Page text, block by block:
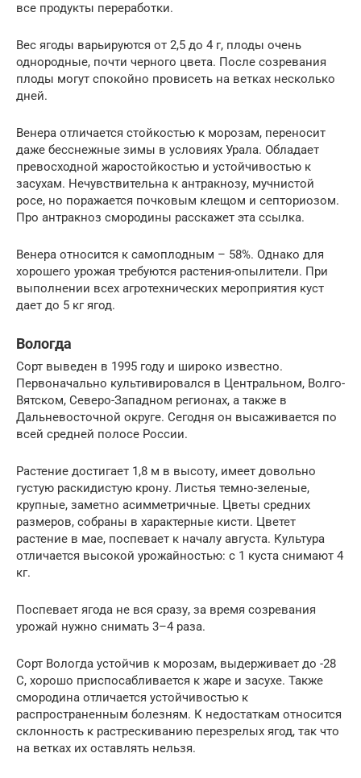
все продукты переработки.
Вес ягоды варьируются от 2,5 до 4 г, плоды очень
однородные, почти черного цвета. После созревания
плоды могут спокойно провисеть на ветках несколько
дней.
Венера отличается стойкостью к морозам, переносит
даже бесснежные зимы в условиях Урала. Обладает
превосходной жаростойкостью и устойчивостью к
засухам. Нечувствительна к антракнозу, мучнистой
росе, но поражается почковым клещом и септориозом.
Про антракноз смородины расскажет эта ссылка.
Венера относится к самоплодным – 58%. Однако для
хорошего урожая требуются растения-опылители. При
выполнении всех агротехнических мероприятия куст
дает до 5 кг ягод.
Вологда
Сорт выведен в 1995 году и широко известно.
Первоначально культивировался в Центральном, Волго-
Вятском, Северо-Западном регионах, а также в
Дальневосточной округе. Сегодня он высаживается по
всей средней полосе России.
Растение достигает 1,8 м в высоту, имеет довольно
густую раскидистую крону. Листья темно-зеленые,
крупные, заметно асимметричные. Цветы средних
размеров, собраны в характерные кисти. Цветет
растение в мае, поспевает к началу августа. Культура
отличается высокой урожайностью: с 1 куста снимают 4
кг.
Поспевает ягода не вся сразу, за время созревания
урожай нужно снимать 3–4 раза.
Сорт Вологда устойчив к морозам, выдерживает до -28
С, хорошо приспосабливается к жаре и засухе. Также
смородина отличается устойчивостью к
распространенным болезням. К недостаткам относится
склонность к растрескиванию перезрелых ягод, так что
на ветках их оставлять нельзя.